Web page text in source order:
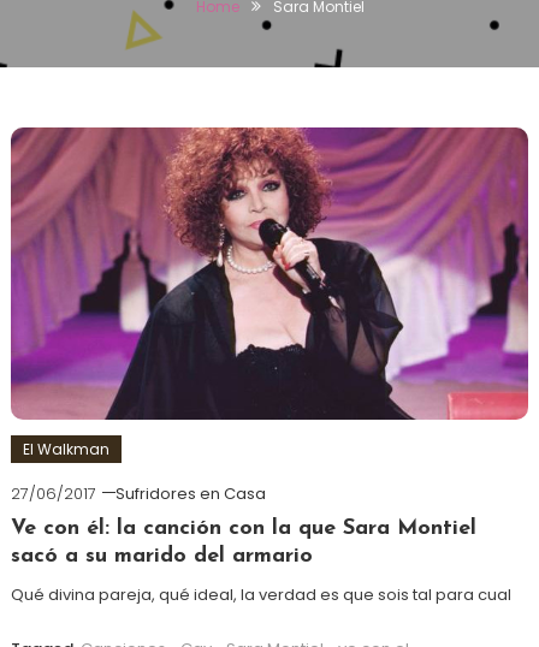
Home Sara Montiel
El Walkman
27/06/2017
Sufridores en Casa
Ve con él: la canción con la que Sara Montiel
sacó a su marido del armario
Qué divina pareja, qué ideal, la verdad es que sois tal para cual